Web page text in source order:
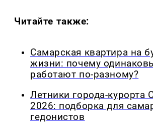
Читайте также:
Самарская квартира на
жизни: почему
работают по-разному?
Летники города-курорта
2026: подборка для
гедонистов